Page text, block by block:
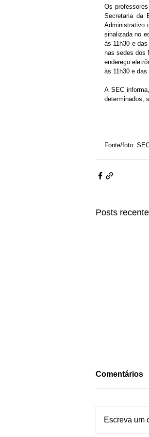
Os
Secretaria da
Administrativo
sinalizada no
às 11h30 e
nas sedes dos
endereço
às 11h30 e das
A SEC
determinados,
Fonte/foto:
Posts
Comentários
Escreva um